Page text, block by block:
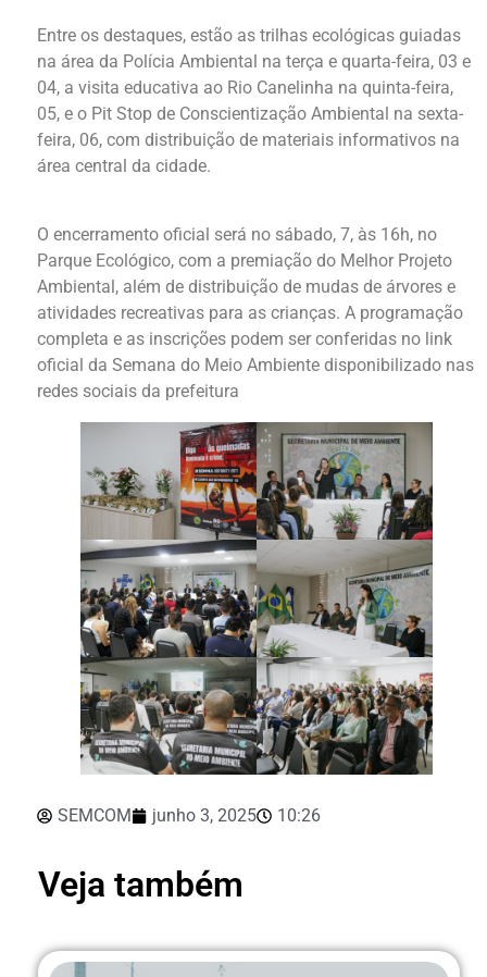
Entre os destaques, estão as trilhas ecológicas guiadas
na área da Polícia Ambiental na terça e quarta-feira, 03 e
04, a visita educativa ao Rio Canelinha na quinta-feira,
05, e o Pit Stop de Conscientização Ambiental na sexta-
feira, 06, com distribuição de materiais informativos na
área central da cidade.
O encerramento oficial será no sábado, 7, às 16h, no
Parque Ecológico, com a premiação do Melhor Projeto
Ambiental, além de distribuição de mudas de árvores e
atividades recreativas para as crianças. A programação
completa e as inscrições podem ser conferidas no link
oficial da Semana do Meio Ambiente disponibilizado nas
redes sociais da prefeitura
SEMCOM junho 3, 2025 10:26
Veja também